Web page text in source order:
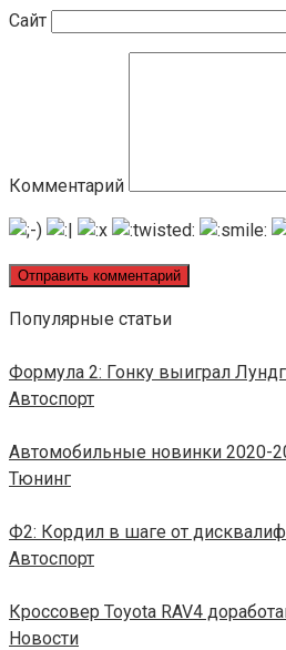
Сайт
Комментарий
Популярные статьи
Формула 2: Гонку выиграл
Автоспорт
Автомобильные новинки 2020-
Тюнинг
Ф2: Кордил в шаге от
Автоспорт
Кроссовер Toyota RAV4
Новости